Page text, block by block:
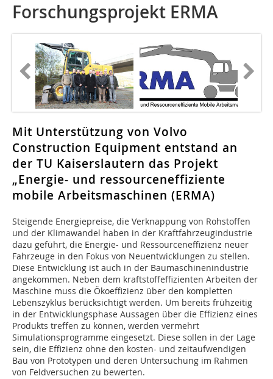
Forschungsprojekt ERMA
Mit Unterstützung von Volvo
Construction Equipment entstand an
der TU Kaiserslautern das Projekt
„Energie- und ressourceneffiziente
mobile Arbeitsmaschinen (ERMA)
Steigende Energiepreise, die Verknappung von Rohstoffen
und der Klimawandel haben in der Kraftfahrzeugindustrie
dazu geführt, die Energie- und Ressourceneffizienz neuer
Fahrzeuge in den Fokus von Neuentwicklungen zu stellen.
Diese Entwicklung ist auch in der Baumaschinenindustrie
angekommen. Neben dem kraftstoffeffizienten Arbeiten der
Maschine muss die Ökoeffizienz über den kompletten
Lebenszyklus berücksichtigt werden. Um bereits frühzeitig
in der Entwicklungsphase Aussagen über die Effizienz eines
Produkts treffen zu können, werden vermehrt
Simulationsprogramme eingesetzt. Diese sollen in der Lage
sein, die Effizienz ohne den kosten- und zeitaufwendigen
Bau von Prototypen und deren Untersuchung im Rahmen
von Feldversuchen zu bewerten.